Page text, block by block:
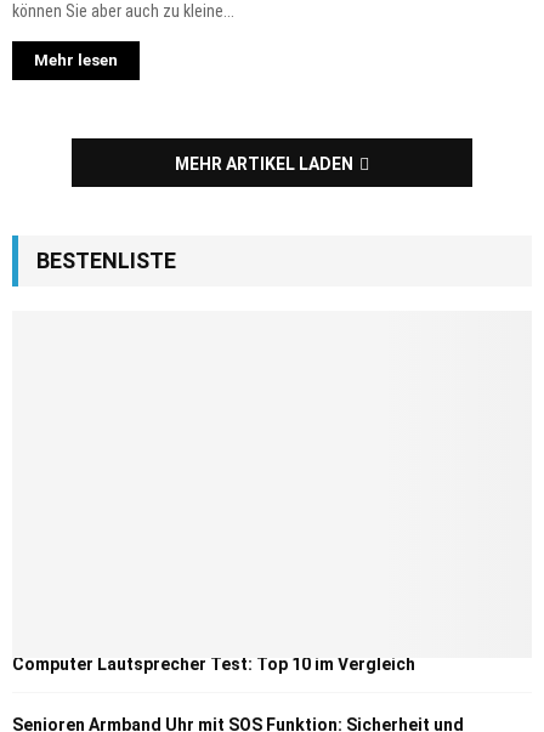
können Sie aber auch zu kleine...
Mehr lesen
MEHR ARTIKEL LADEN
BESTENLISTE
Computer Lautsprecher Test: Top 10 im Vergleich
Senioren Armband Uhr mit SOS Funktion: Sicherheit und